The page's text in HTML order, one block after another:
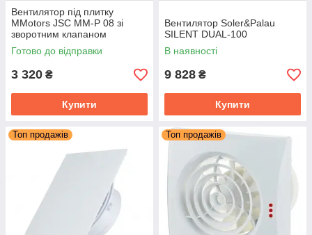
Вентилятор під плитку
MMotors JSC ММ-Р 08 зі
зворотним клапаном
Готово до відправки
3 320 ₴
Купити
Вентилятор Soler&Palau
SILENT DUAL-100
В наявності
9 828 ₴
Купити
Топ продажів Топ продажів